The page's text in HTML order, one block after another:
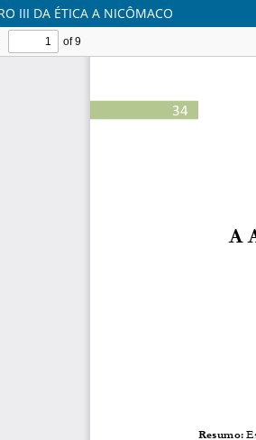
III DA ÉTICA A NICÔMACO